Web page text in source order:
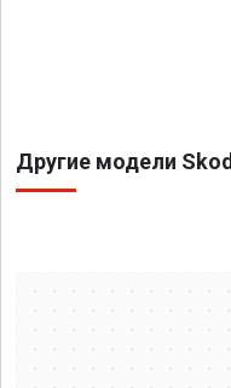
Другие модели